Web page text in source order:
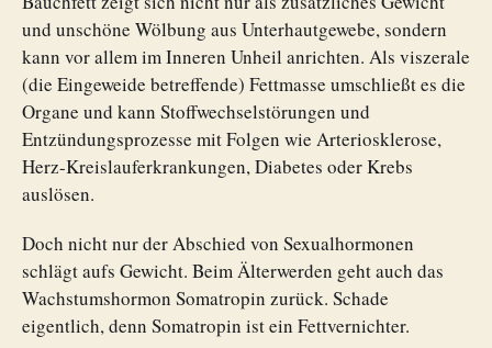
und unschöne Wölbung aus Unterhautgewebe, sondern
kann vor allem im Inneren Unheil anrichten. Als viszerale
(die Eingeweide betreffende) Fettmasse umschließt es die
Organe und kann Stoffwechselstörungen und
Entzündungsprozesse mit Folgen wie Arteriosklerose,
Herz-Kreislauferkrankungen, Diabetes oder Krebs
auslösen.
Doch nicht nur der Abschied von Sexualhormonen
schlägt aufs Gewicht. Beim Älterwerden geht auch das
Wachstumshormon Somatropin zurück. Schade
eigentlich, denn Somatropin ist ein Fettvernichter.